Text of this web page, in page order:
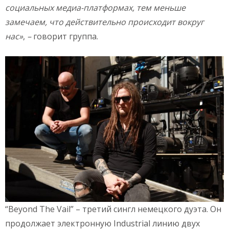
социальных медиа-платформах, тем меньше
замечаем, что действительно происходит вокруг
нас», –говорит группа.
“Beyond The Vail” – третий сингл немецкого дуэта. Он
продолжает электронную Industrial линию двух